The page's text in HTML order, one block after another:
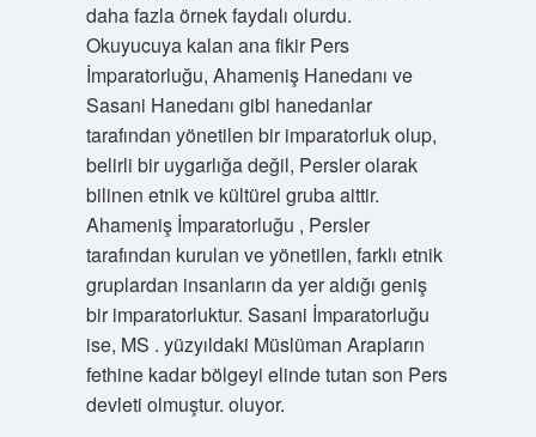
daha fazla örnek faydalı olurdu.
Okuyucuya kalan ana fikir Pers
İmparatorluğu, Ahameniş Hanedanı ve
Sasani Hanedanı gibi hanedanlar
tarafından yönetilen bir imparatorluk olup,
belirli bir uygarlığa değil, Persler olarak
bilinen etnik ve kültürel gruba aittir.
Ahameniş İmparatorluğu , Persler
tarafından kurulan ve yönetilen, farklı etnik
gruplardan insanların da yer aldığı geniş
bir imparatorluktur. Sasani İmparatorluğu
ise, MS . yüzyıldaki Müslüman Arapların
fethine kadar bölgeyi elinde tutan son Pers
devleti olmuştur. oluyor.